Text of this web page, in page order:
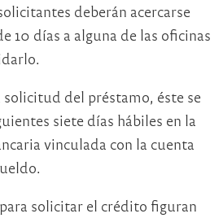
deberán acercarse
10 días a alguna de las oficinas
solicitud del préstamo, éste se
siete días hábiles en la
vinculada con la cuenta
solicitar el crédito figuran